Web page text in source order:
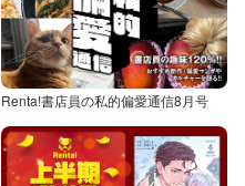
Renta!書店員の私的偏愛通信8月号